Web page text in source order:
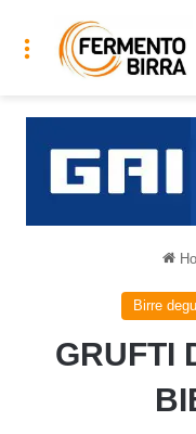
Menu
Birre
GRUFTI